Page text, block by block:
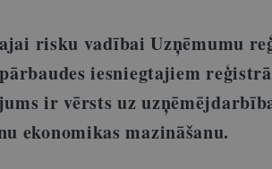
risku vadībai Uzņēmumu
iesniegtajiem
ir vērsts uz
ekonomikas mazināšanu.